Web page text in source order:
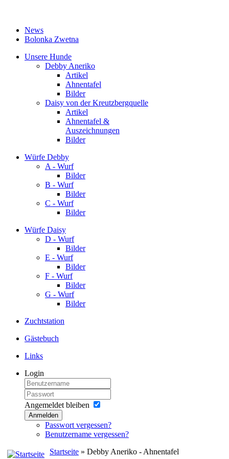
News
Bolonka Zwetna
Unsere Hunde
Debby Aneriko
Artikel
Ahnentafel
Bilder
Daisy von der Kreutzbergquelle
Artikel
Ahnentafel &
Auszeichnungen
Bilder
Würfe Debby
A - Wurf
Bilder
B - Wurf
Bilder
C - Wurf
Bilder
Würfe Daisy
D - Wurf
Bilder
E - Wurf
Bilder
F - Wurf
Bilder
G - Wurf
Bilder
Zuchtstation
Gästebuch
Links
Login
Angemeldet bleiben
Anmelden
Passwort vergessen?
Benutzername vergessen?
Startseite » Debby Aneriko - Ahnentafel